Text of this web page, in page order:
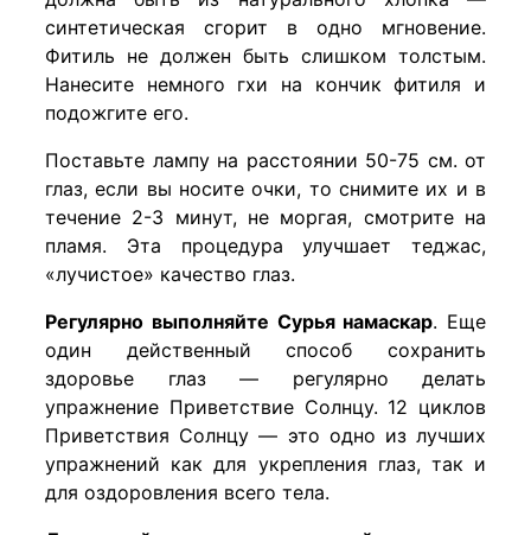
синтетическая сгорит в одно мгновение.
Фитиль не должен быть слишком толстым.
Нанесите немного гхи на кончик фитиля и
подожгите его.
Поставьте лампу на расстоянии 50-75 см. от
глаз, если вы носите очки, то снимите их и в
течение 2-3 минут, не моргая, смотрите на
пламя. Эта процедура улучшает теджас,
«лучистое» качество глаз.
Регулярно выполняйте Сурья намаскар. Еще
один действенный способ сохранить
здоровье глаз — регулярно делать
упражнение Приветствие Солнцу. 12 циклов
Приветствия Солнцу — это одно из лучших
упражнений как для укрепления глаз, так и
для оздоровления всего тела.